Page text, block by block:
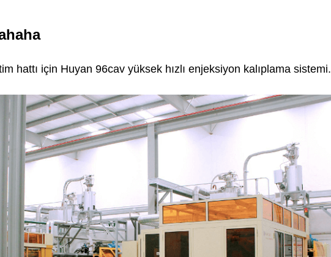
hattı için Huyan 96cav yüksek hızlı enjeksiyon kalıplama sistemi.